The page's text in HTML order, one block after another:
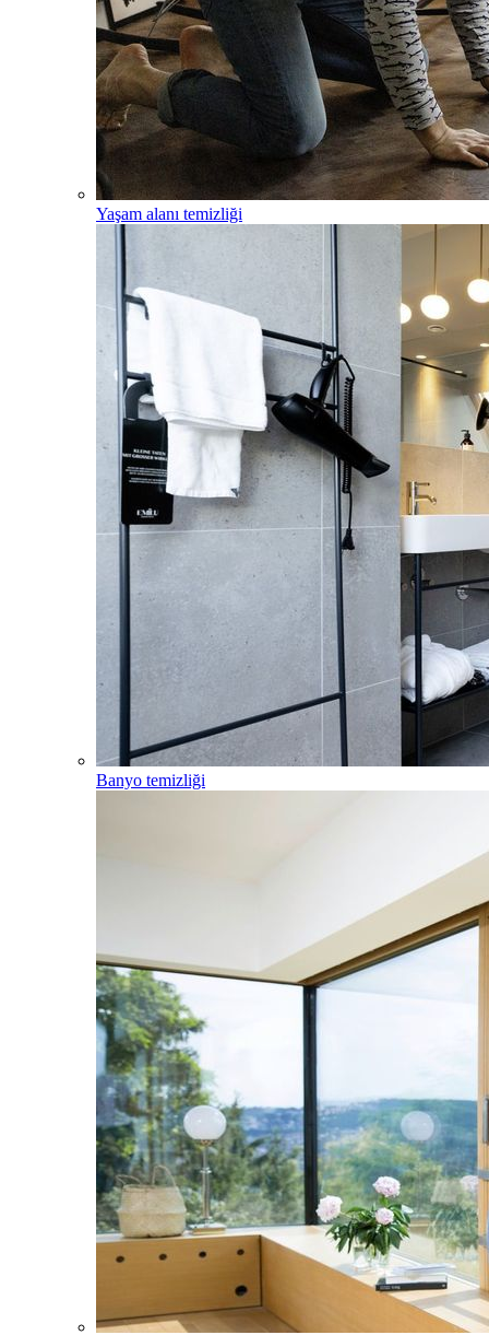
Yaşam alanı temizliği
Banyo temizliği